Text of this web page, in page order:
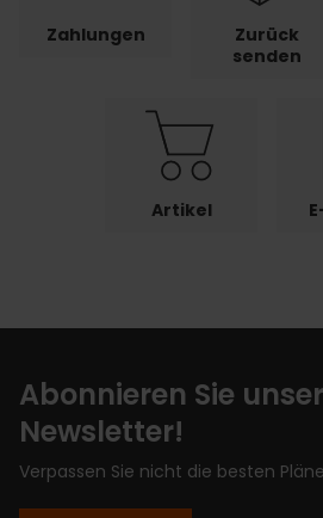
Zahlungen
Zurück
senden
Artikel
Abonnieren Sie
Newsletter!
Verpassen Sie nicht die besten